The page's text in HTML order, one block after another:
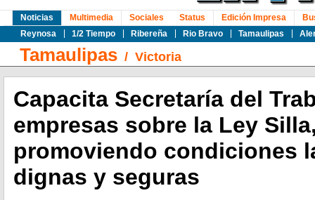
Noticias
Reynosa
1/2 Tiempo Ribereña Rio Bravo Tamaulipas
Multimedia Sociales Status Edición Impresa
Tamaulipas / Victoria
Capacita Secretaría del
empresas sobre la Ley
promoviendo condiciones
dignas y seguras